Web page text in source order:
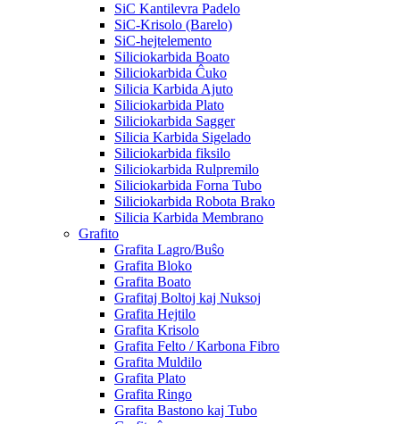
SiC Kantilevra Padelo
SiC-Krisolo (Barelo)
SiC-hejtelemento
Siliciokarbida Boato
Siliciokarbida Ĉuko
Silicia Karbida Ajuto
Siliciokarbida Plato
Siliciokarbida Sagger
Silicia Karbida Sigelado
Siliciokarbida fiksilo
Siliciokarbida Rulpremilo
Siliciokarbida Forna Tubo
Siliciokarbida Robota Brako
Silicia Karbida Membrano
Grafito
Grafita Lagro/Buŝo
Grafita Bloko
Grafita Boato
Grafitaj Boltoj kaj Nuksoj
Grafita Hejtilo
Grafita Krisolo
Grafita Felto / Karbona Fibro
Grafita Muldilo
Grafita Plato
Grafita Ringo
Grafita Bastono kaj Tubo